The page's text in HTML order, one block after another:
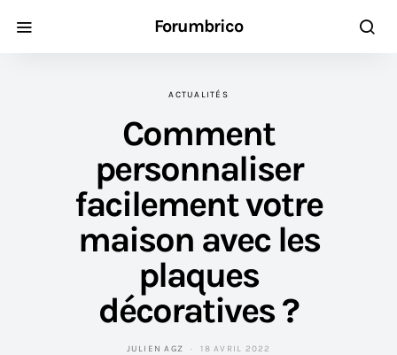
Forumbrico
ACTUALITÉS
Comment
personnaliser
facilement votre
maison avec les
plaques
décoratives ?
JULIEN AGZ 18 AVRIL 2022